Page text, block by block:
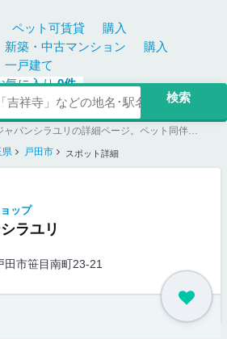
ペット可賃貸
購入
新築・中古マンション
購入
一戸建て
気に入り0件
埼玉県戸田市のワイルドジャパンシラユリの詳細ページ。ペット同伴可のお店探しならペットホームウェブ。ペット可賃貸のお部屋探し、ペット可マンション購入のご検討時にもご利用ください。
県 戸田市 スポット詳細
ップ
ラユリ
田市笹目南町23-21